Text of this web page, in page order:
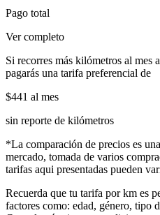
Pago total
Ver completo
Si recorres más kilómetros al mes
pagarás una tarifa preferencial de
$441 al mes
sin reporte de kilómetros
*La comparación de precios es
mercado, tomada de varios
tarifas aqui presentadas pueden
Recuerda que tu tarifa por km es
factores como: edad, género, tipo